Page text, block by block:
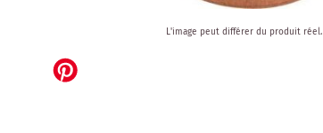
the
beginning
L'image peut différer du produit réel.